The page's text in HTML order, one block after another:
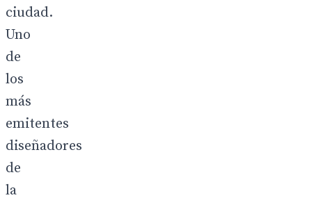
ciudad.
Uno
de
los
más
emitentes
diseñadores
de
la